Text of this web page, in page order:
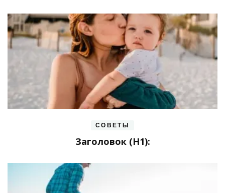
СОВЕТЫ
Заголовок (H1):